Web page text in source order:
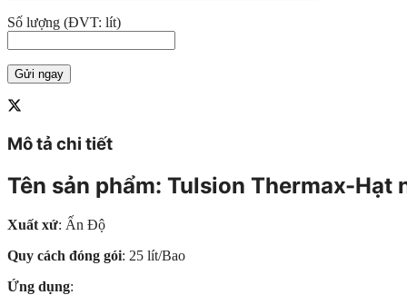
Số lượng (ĐVT: lít)
Mô tả chi tiết
Tên sản phẩm: Tulsion Thermax-Hạt
Xuất xứ: Ấn Độ
Quy cách đóng gói: 25 lít/Bao
Ứng dụng: